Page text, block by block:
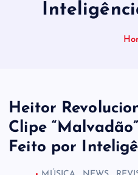
Heitor
Clipe
Feito por